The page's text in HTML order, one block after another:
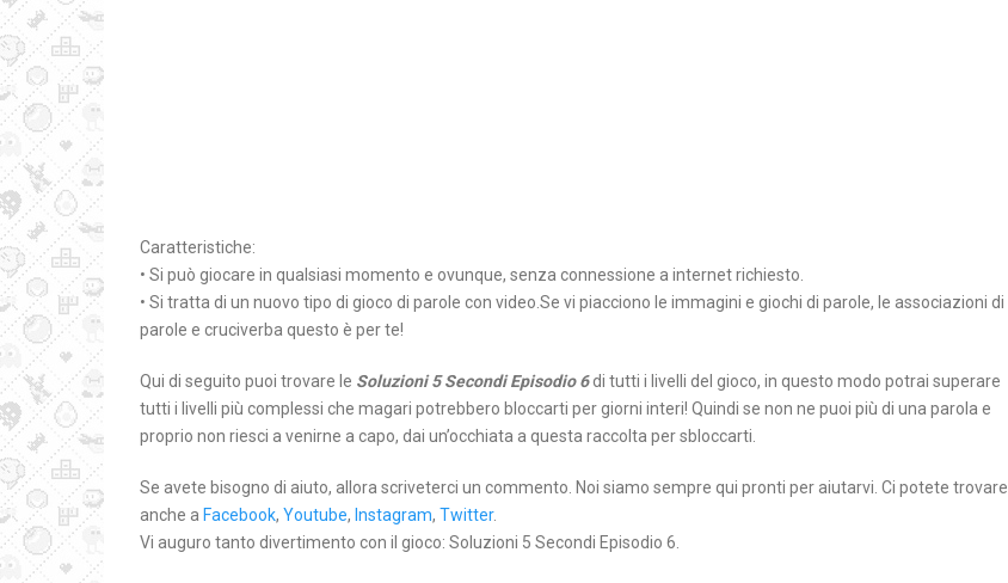
Caratteristiche:
• Si può giocare in qualsiasi momento e ovunque, senza connessione a internet richiesto.
• Si tratta di un nuovo tipo di gioco di parole con video.Se vi piacciono le immagini e giochi di parole, le associazioni di
parole e cruciverba questo è per te!
Qui di seguito puoi trovare le Soluzioni 5 Secondi Episodio 6di tutti i livelli del gioco, in questo modo potrai superare
tutti i livelli più complessi che magari potrebbero bloccarti per giorni interi! Quindi se non ne puoi più di una parola e
proprio non riesci a venirne a capo, dai un’occhiata a questa raccolta per sbloccarti.
Se avete bisogno di aiuto, allora scriveterci un commento. Noi siamo sempre qui pronti per aiutarvi. Ci potete trovare
anche a Facebook, Youtube, Instagram, Twitter.
Vi auguro tanto divertimento con il gioco: Soluzioni 5 Secondi Episodio 6.